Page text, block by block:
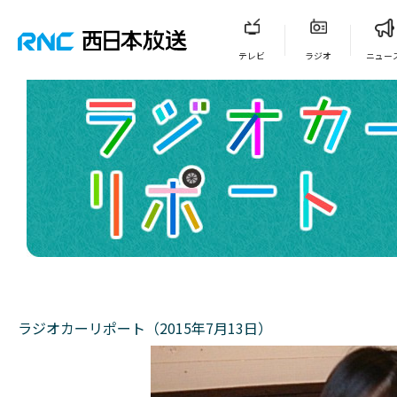
テレビ ラジオ ニュー
ラジオカーリポート（2015年7月13日）